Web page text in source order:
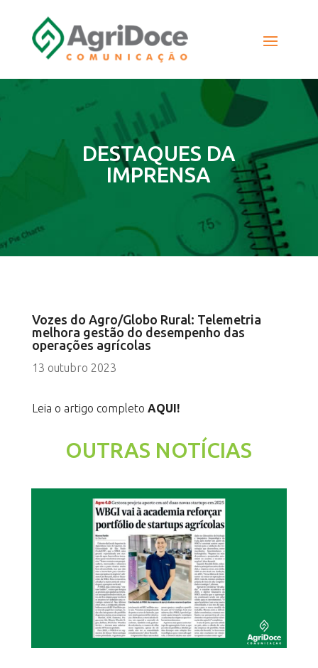
DESTAQUES DA
IMPRENSA
Vozes do Agro/Globo Rural: Telemetria
melhora gestão do desempenho das
operações agrícolas
13 outubro 2023
Leia o artigo completo AQUI!
OUTRAS NOTÍCIAS